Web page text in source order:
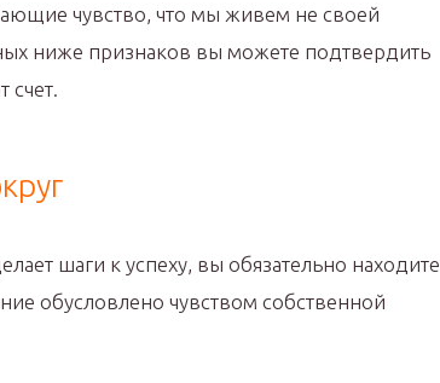
чувство, что мы живем не своей
ниже признаков вы можете подтвердить
счет.
шаги к успеху, вы обязательно находите
обусловлено чувством собственной